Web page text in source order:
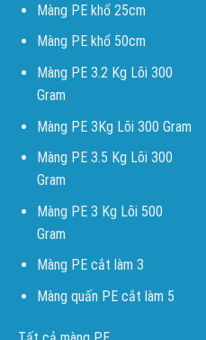
Màng PE khổ 25cm
Màng PE khổ 50cm
Màng PE 3.2 Kg Lõi 300
Gram
Màng PE 3Kg Lõi 300 Gram
Màng PE 3.5 Kg Lõi 300
Gram
Màng PE 3 Kg Lõi 500
Gram
Màng PE cắt làm 3
Màng quấn PE cắt làm 5